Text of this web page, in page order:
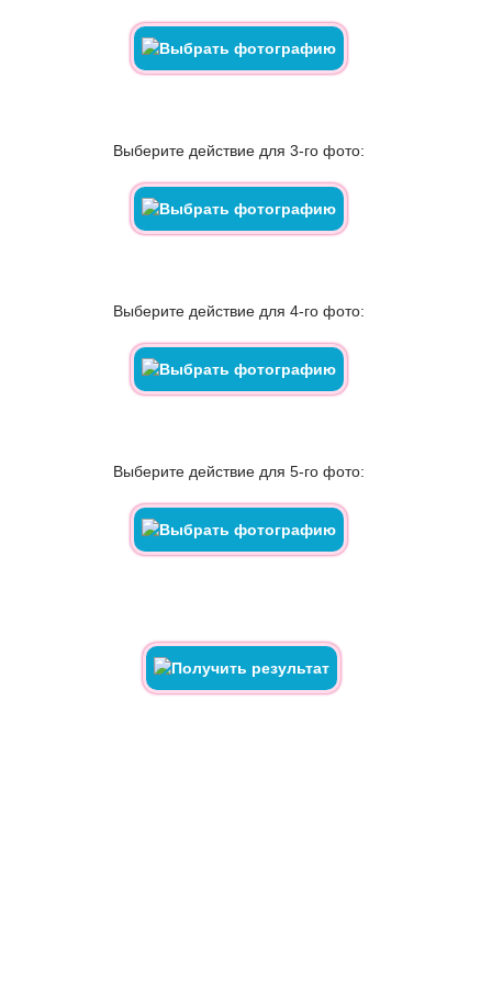
Выберите действие для 3-го фото:
Выберите действие для 4-го фото:
Выберите действие для 5-го фото: